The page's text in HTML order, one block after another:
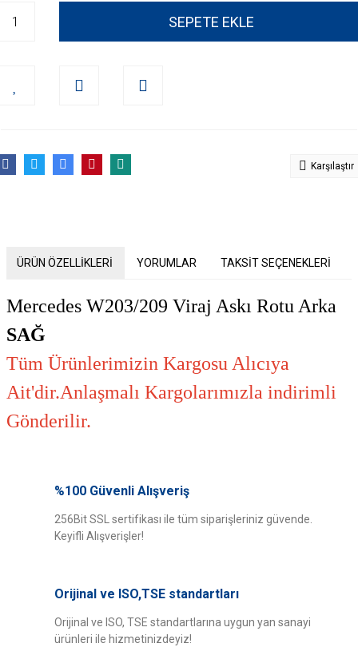
SEPETE EKLE
Karşılaştır
ÜRÜN ÖZELLİKLERİ YORUMLAR TAKSİT SEÇENEKLERİ
Mercedes W203/209 Viraj Askı Rotu Arka
SAĞ
Tüm Ürünlerimizin Kargosu Alıcıya
Ait'dir.Anlaşmalı Kargolarımızla indirimli
Gönderilir.
Bu ürüne ilk yorumu siz yapın!
yetersiz gördüğünüz noktaları öneri formunu kullanarak tarafımıza
iletebilirsiniz.
Görüş ve önerileriniz için teşekkür ederiz.
Ürün bilgilerinde hatalar bulunuyor.
Ürün fiyatı diğer sitelerden daha pahalı.
Bu ürüne benzer farklı alternatifler olmalı.
%100 Güvenli Alışveriş
256Bit SSL sertifikası ile tüm siparişleriniz güvende.
Keyifli Alışverişler!
Orijinal ve ISO,TSE standartları
Orijinal ve ISO, TSE standartlarına uygun yan sanayi
ürünleri ile hizmetinizdeyiz!